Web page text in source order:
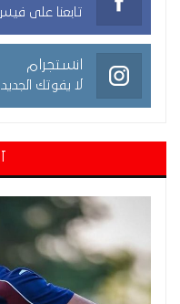
تابعنا على
انستجرام
لا يفوتك